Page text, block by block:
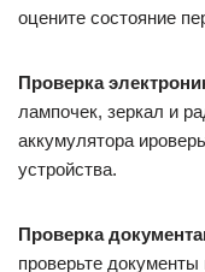
оцените состояние
Проверка
лампочек, зеркал и
аккумулятора
устройства.
Проверка
проверьте